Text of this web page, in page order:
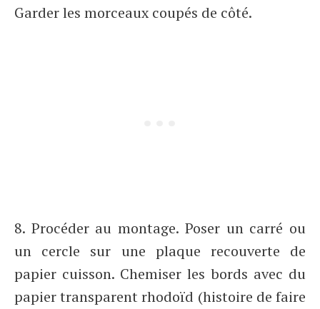
Garder les morceaux coupés de côté.
8. Procéder au montage. Poser un carré ou
un cercle sur une plaque recouverte de
papier cuisson. Chemiser les bords avec du
papier transparent rhodoïd (histoire de faire